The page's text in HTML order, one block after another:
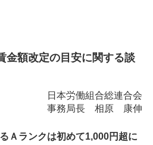
金額改定の目安に関する談
日本労働組合総連合会
事務局長 相原 康伸
Ａランクは初めて1,000円超に